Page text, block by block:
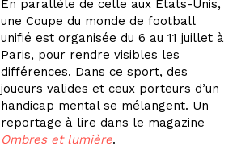
En parallèle de celle aux États-Unis,
une Coupe du monde de football
unifié est organisée du 6 au 11 juillet à
Paris, pour rendre visibles les
différences. Dans ce sport, des
joueurs valides et ceux porteurs d’un
handicap mental se mélangent. Un
reportage à lire dans le magazine
Ombres et lumière.